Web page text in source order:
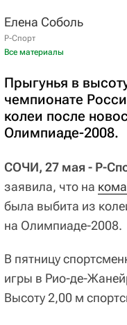
Елена Соболь
Р-Спорт
Все материалы
Прыгунья в
чемпионате
колеи после
Олимпиаде-2008.
СОЧИ, 27 мая - Р-
заявила, что на
была выбита из
на Олимпиаде-2008.
В пятницу
игры в Рио-де-
Высоту 2,00 м